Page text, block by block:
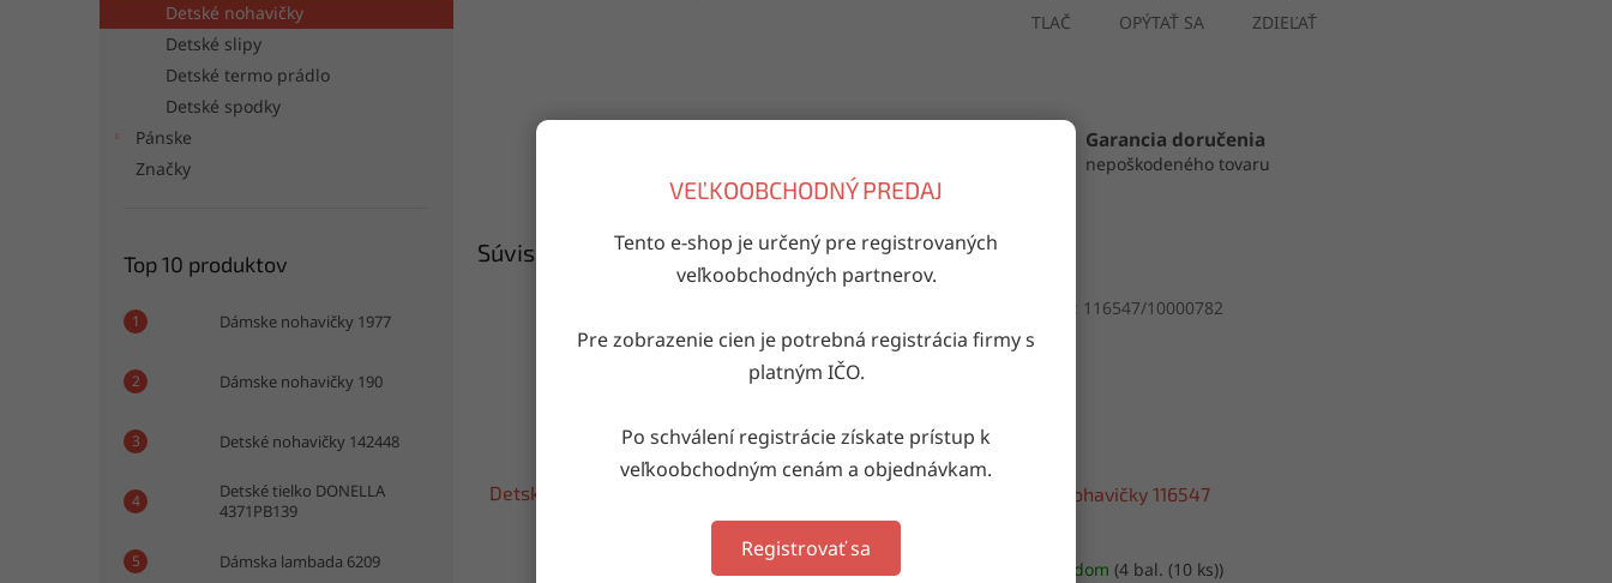
VEĽKOOBCHODNÝ PREDAJ
Tento e-shop je určený pre registrovaných
veľkoobchodných partnerov.
Pre zobrazenie cien je potrebná registrácia firmy s
platným IČO.
Po schválení registrácie získate prístup k
veľkoobchodným cenám a objednávkam.
Registrovať sa
Detské nohavičky
Detské slipy
Detské termo prádlo
Detské spodky
Pánske
Značky
Top 10 produktov
Dámske nohavičky 1977
Dámske nohavičky 190
Detské nohavičky 142448
Detské tielko DONELLA
4371PB139
Dámska lambada 6209
TLAČ OPÝTAŤ SA ZDIEĽAŤ
Garancia doručenia
nepoškodeného tovaru
Súvisiaci tovar
Detské nohavičky 116523
(9 bal. (10 ks)) (3 bal. (10 ks))
Detské nohavičky 116547
Skladom(4 bal. (10 ks))
Kód: 116547/10000782